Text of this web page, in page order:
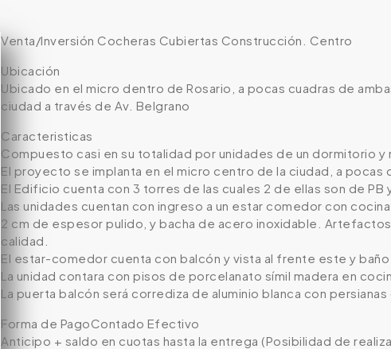
Venta/Inversión Cocheras Cubiertas Construcción. Centro
Ubicación
Ubicado en el micro dentro de Rosario, a pocas cuadras de
ciudad a través de Av. Belgrano
Caracteristicas
Compuesto casi en su totalidad por unidades de un dormitorio y
El proyecto se implanta en el micro centro de la ciudad, a
El Edificio cuenta con 3 torres de las cuales 2 de ellas son de
Las unidades cuentan con ingreso a un estar comedor con
2 cm de espesor pulido, y bacha de acero inoxidable.
calidad.
El estar-comedor cuenta con balcón y vista al frente este y
La unidad contara con pisos de porcelanato símil madera en
La puerta balcón será corrediza de aluminio blanca con persianas
Forma de PagoContado Efectivo
Anticipo + saldo en cuotas hasta la entrega (Posibilidad de